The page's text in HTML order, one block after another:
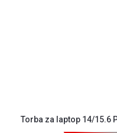
Torba za laptop 14/15.6